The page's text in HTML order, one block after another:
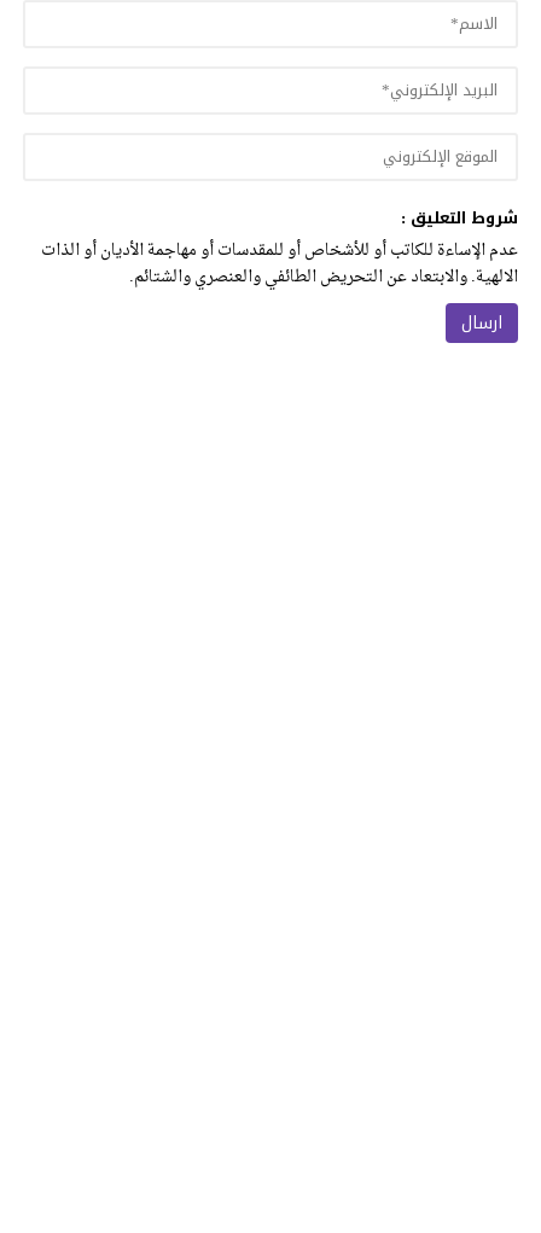
شروط التعليق :
عدم الإساءة للكاتب أو للأشخاص أو للمقدسات أو مهاجمة الأديان أو الذات
الالهية. والابتعاد عن التحريض الطائفي والعنصري والشتائم.